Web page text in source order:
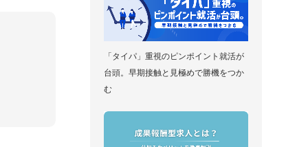
「タイパ」重視のピンポイント就活が
台頭。早期接触と見極めで勝機をつか
む